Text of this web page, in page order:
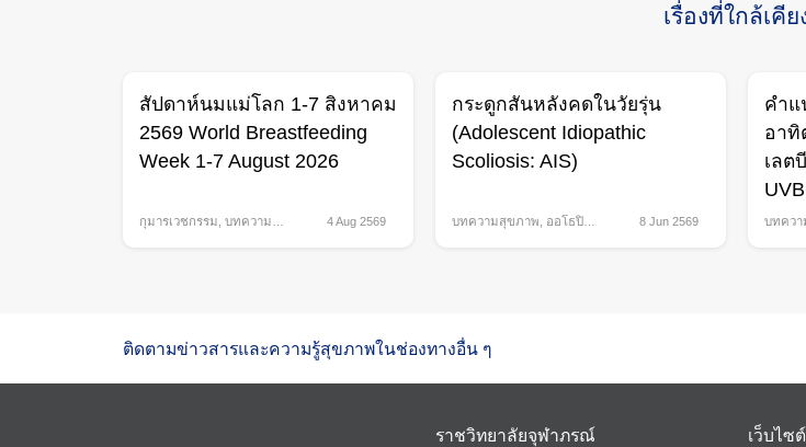
เรื่องที่ใกล้เคีย
สัปดาห์นมแม่โลก 1-7 สิงหาคม
2569 World Breastfeeding
Week 1-7 August 2026
กุมารเวชกรรม บทความ
4 Aug 2569
กระดูกสันหลังคดในวัยรุ่น
(Adolescent Idiopathic
Scoliosis: AIS)
บทความสุขภาพ
ออโธปิดิ
8 Jun 2569
คำแ
อาทิ
เลต
บทคว
ติดตามข่าวสารและความรู้สุขภาพในช่องทางอื่น ๆ
ราชวิทยาลัยจุฬาภรณ์ เว็บไซ